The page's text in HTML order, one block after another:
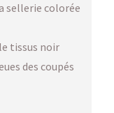
sellerie colorée
tissus noir
des coupés